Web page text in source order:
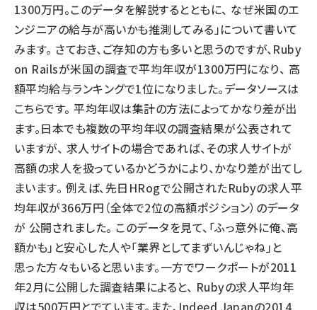
1300万円。このデータを解説するとともに、 なぜ米国のエ
ンジニアの給与が高いかも推測してみる」について書いて
みます。 さておき、ご存知の方も多いと思うのですが、Ruby
on Railsが米国の調査で平均年収が1300万円になり、 高
額平均給与ランキングで1位になりました。データソースは
こちらです。 平均年収は集計の方法によってかなり差が出
ます。日本でも複数の平均年収の調査結果が公表されて
いますが、 求人サイトの場合であれば、その求人サイトが
高額の求人を扱っているかどうかにより、かなり差が出てし
まいます。 例えば、先日HRogで公開されたRubyの求人平
均年収が366万円（全体で2位の高額ポジション）のデータ
が 公開されました。 このデータを見て、「ふっ意外に俺、高
額かも」と安心した人や「業界としてまずいんじゃね」と
思った方々もいると思います。一方でワークポートが2011
年2月に公開した調査結果によると、 Rubyの求人平均年
収は500万円とでています。また、Indeed Japanの2014